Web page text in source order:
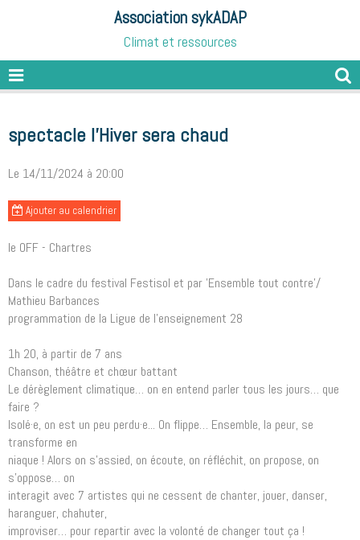
Association sykADAP
Climat et ressources
spectacle l'Hiver sera chaud
Le 14/11/2024 à 20:00
Ajouter au calendrier
le OFF - Chartres
Dans le cadre du festival Festisol et par 'Ensemble tout contre'/
Mathieu Barbances
programmation de la Ligue de l’enseignement 28
1h 20, à partir de 7 ans
Chanson, théâtre et chœur battant
Le dérèglement climatique… on en entend parler tous les jours… que
faire ?
Isolé·e, on est un peu perdu·e... On flippe… Ensemble, la peur, se
transforme en
niaque ! Alors on s’assied, on écoute, on réfléchit, on propose, on
s’oppose… on
interagit avec 7 artistes qui ne cessent de chanter, jouer, danser,
haranguer, chahuter,
improviser… pour repartir avec la volonté de changer tout ça !